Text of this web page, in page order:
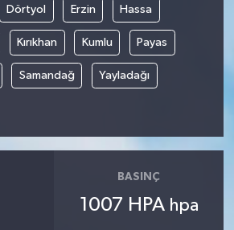
Dörtyol Erzin Hassa
Kırıkhan Kumlu Payas
Samandağ Yayladağı
BASINÇ
1007 HPA hpa